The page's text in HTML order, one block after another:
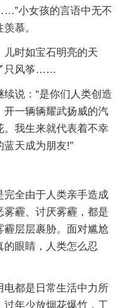
小女孩的言语中无不
慕。
儿时如宝石明亮的天
只风筝……
说：“是你们人类创造
开一辆辆耀武扬威的汽
。我生来就代表着不幸
天成为朋友!”
完全由于人类亲手造成
霾、讨厌雾霾，都是
层层裹胁。面对尴尬
的眼睛，人类怎么忍
电都是日常生活中力所
年少放烟花爆竹，工